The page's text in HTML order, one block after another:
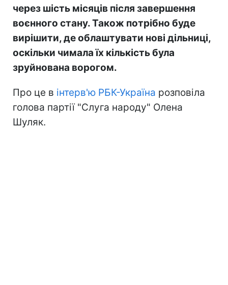
через шість місяців після завершення
воєнного стану. Також потрібно буде
вирішити, де облаштувати нові дільниці,
оскільки чимала їх кількість була
зруйнована ворогом.
Про це в інтерв'ю РБК-Україна розповіла
голова партії "Слуга народу" Олена
Шуляк.